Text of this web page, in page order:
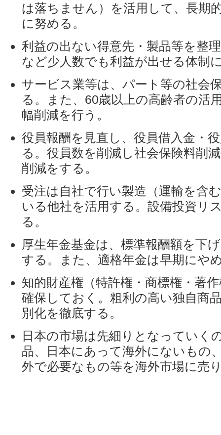
は落ちません）を活用して、長期
に努める。
利益の出ない得意先・製品等を整
など少人数でも利益が出せる体制
サービス業等は、パート等の社会
る。また、60歳以上の高齢者の活
幅削減を行う。
役員報酬を見直し、役員借入金・
る。役員数を削減し社会保険料削
削減をする。
受注は自社で行い製造（運輸を含
いる他社を活用する。設備投資リ
る。
厚生年金基金は、標準報酬額を下
する。また、適格年金は早期にや
知的財産権（特許権・商標権・著
確保しておく。粗利の高い独自商
別化を徹底する。
日本の市場は先細りとなっていく
品、日本にあって海外にないもの
外で必要なもの等を海外市場に売